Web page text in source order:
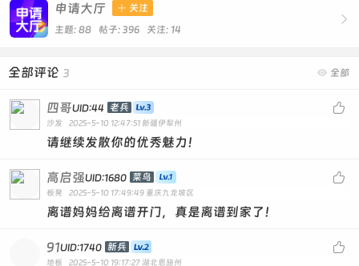

申请大厅  关注
主题: 88 帖子: 396 关注: 14
 全部
全部评论 3

四哥UID:44 老兵
沙发 2025-5-10 12:47:51 新疆伊犁州
请继续发散你的优秀魅力！

高启强UID:1680 菜鸟
板凳 2025-5-10 17:49:49 重庆九龙坡区
离谱妈妈给离谱开门，真是离谱到家了！

91UID:1740 新兵
地板 2025-5-10 19:17:27 湖北恩施州